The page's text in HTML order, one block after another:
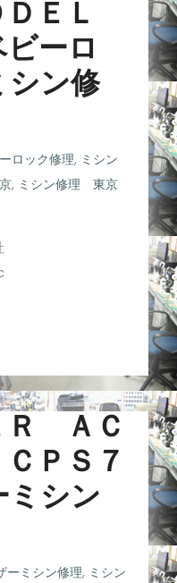
ＤＥＬ
ーロ
シン修
ロック修理, ミシン
, ミシン修理 東京
社
Ｒ ＡＣ
ＰＳ７
シン
ーミシン修理, ミシン